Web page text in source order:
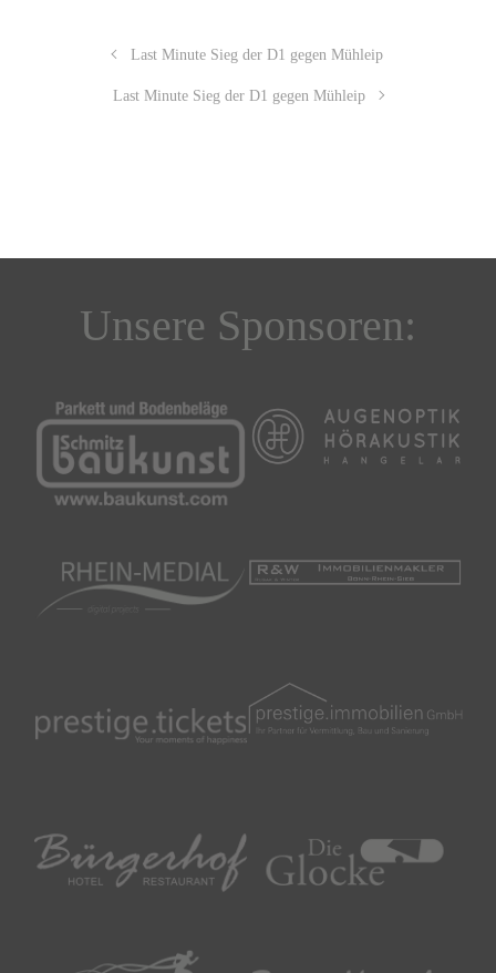
Last Minute Sieg der D1 gegen Mühleip
Last Minute Sieg der D1 gegen Mühleip
Unsere Sponsoren: